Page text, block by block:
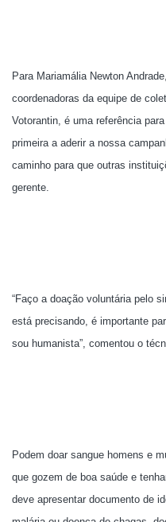
Para Mariamália Newton
coordenadoras da equipe de
Votorantin, é uma referência
primeira a aderir a nossa
caminho para que outras
gerente.
“Faço a doação voluntária pelo
está precisando, é importante
sou humanista”, comentou o
Podem doar sangue homens e
que gozem de boa saúde e
deve apresentar documento de